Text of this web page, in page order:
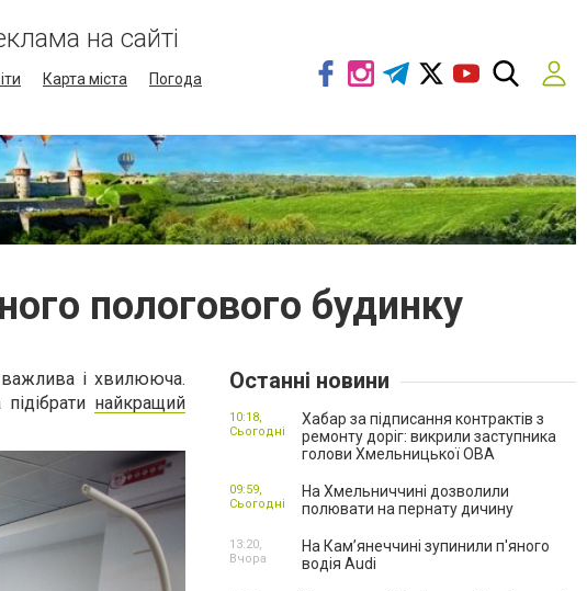
на сайті
Карта міста
Погода
пологового будинку
і хвилююча.
найкращий
Останні новини
Хабар за підписання контрактів з
ремонту доріг: викрили заступника
голови Хмельницької ОВА
10:18,
Сьогодні
На Хмельниччині дозволили
полювати на пернату дичину
09:59,
Сьогодні
На Камʼянеччині зупинили п'яного
водія Audi
13:20,
Вчора